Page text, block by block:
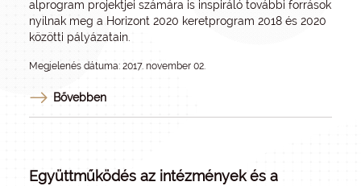
alprogram projektjei számára is inspiráló további források
nyílnak meg a Horizont 2020 keretprogram 2018 és 2020
közötti pályázatain.
Megjelenés dátuma: 2017. november 02.
Bővebben
Együttműködés az intézmények és a